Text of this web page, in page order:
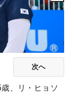
次へ
、リ・ヒョソ